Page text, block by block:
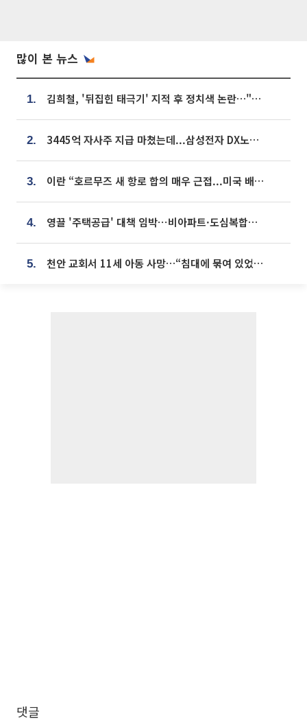
많이 본 뉴스
1. 김희철, '뒤집힌 태극기' 지적 후 정치색 논란…"좌우 떠나 우리나라 국기"
2. 3445억 자사주 지급 마쳤는데...삼성전자 DX노조, 뒤늦은 '떼쓰기 집회'
3. 이란 “호르무즈 새 항로 합의 매우 근접...미국 배상 먼저”
4. 영끌 '주택공급' 대책 임박⋯비아파트·도심복합까지 총동원
5. 천안 교회서 11세 아동 사망…“침대에 묶여 있었다” 진술 확보
댓글